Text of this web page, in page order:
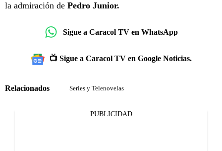
la admiración de Pedro Junior.
Sigue a Caracol TV en WhatsApp
📺 Sigue a Caracol TV en Google Noticias.
Relacionados Series y Telenovelas
PUBLICIDAD